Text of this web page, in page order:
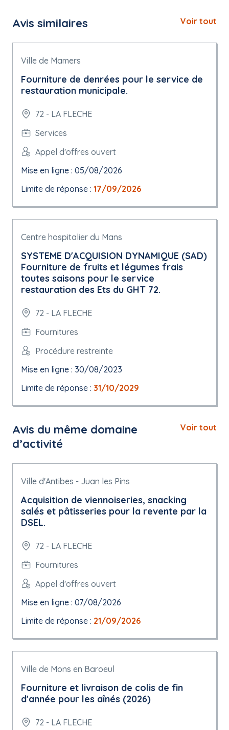
Avis similaires Voir tout
Ville de Mamers
Fourniture de denrées pour le service de
restauration municipale.
72 - LA FLECHE
Services
Appel d'offres ouvert
Mise en ligne : 05/08/2026
Limite de réponse : 17/09/2026
Centre hospitalier du Mans
SYSTEME D'ACQUISION DYNAMIQUE (SAD)
Fourniture de fruits et légumes frais
toutes saisons pour le service
restauration des Ets du GHT 72.
72 - LA FLECHE
Fournitures
Procédure restreinte
Mise en ligne : 30/08/2023
Limite de réponse : 31/10/2029
Avis du même domaine
d’activité
Voir tout
Ville d'Antibes - Juan les Pins
Acquisition de viennoiseries, snacking
salés et pâtisseries pour la revente par la
DSEL.
72 - LA FLECHE
Fournitures
Appel d'offres ouvert
Mise en ligne : 07/08/2026
Limite de réponse : 21/09/2026
Ville de Mons en Baroeul
Fourniture et livraison de colis de fin
d'année pour les aînés (2026)
72 - LA FLECHE